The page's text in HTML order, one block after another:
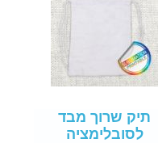
תיק שרוך מבד
לסובלימציה